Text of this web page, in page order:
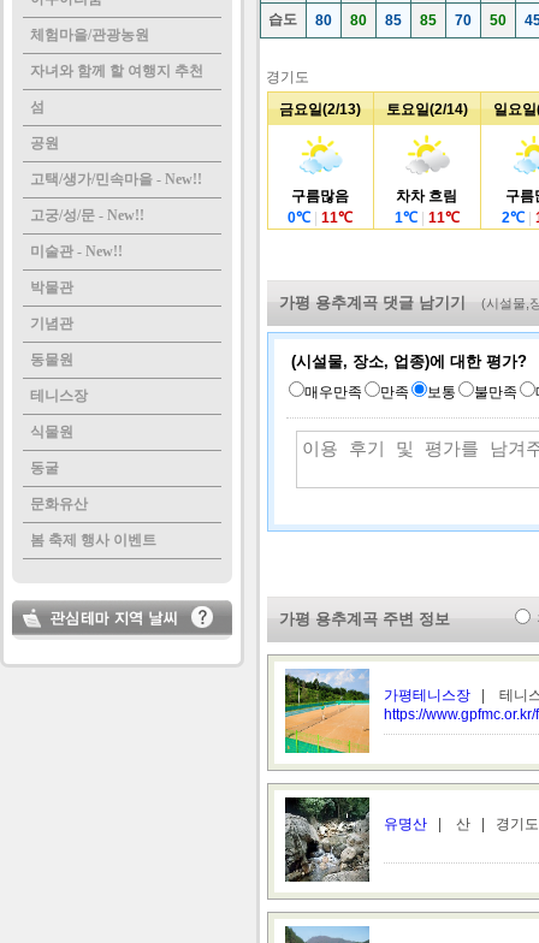
체험마을/관광농원
자녀와 함께 할 여행지 추천
섬
공원
고택/생가/민속마을 - New!!
고궁/성/문 - New!!
미술관 - New!!
박물관
기념관
동물원
테니스장
식물원
동굴
문화유산
봄 축제 행사 이벤트
습도 80 80 85 85 70 50
경기도
금요일(2/13)
토요일(2/14) 일요
구름많음
0℃ |11℃
차차 흐림
1℃ 11℃
구름
2℃
가평 용추계곡 댓글 남기기 (시설물,
(시설물, 장소, 업종)에 대한 평가?
매우만족 만족 보통 불만족
가평 용추계곡 주변 정보
가평테니스장| 테니스
https://
유명산| 산 | 경기도